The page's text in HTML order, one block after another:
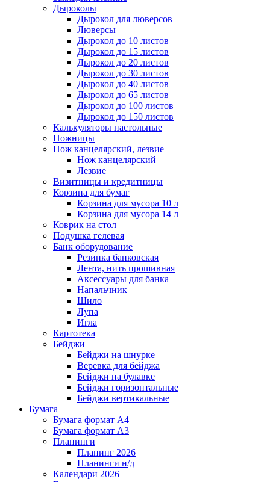
Дыроколы
Дырокол для люверсов
Люверсы
Дырокол до 10 листов
Дырокол до 15 листов
Дырокол до 20 листов
Дырокол до 30 листов
Дырокол до 40 листов
Дырокол до 65 листов
Дырокол до 100 листов
Дырокол до 150 листов
Калькуляторы настольные
Ножницы
Нож канцелярский, лезвие
Нож канцелярский
Лезвие
Визитницы и кредитницы
Корзина для бумаг
Корзина для мусора 10 л
Корзина для мусора 14 л
Коврик на стол
Подушка гелевая
Банк оборудование
Резинка банковская
Лента, нить прошивная
Аксессуары для банка
Напальчник
Шило
Лупа
Игла
Картотека
Бейджи
Бейджи на шнурке
Веревка для бейджа
Бейджи на булавке
Бейджи горизонтальные
Бейджи вертикальные
Бумага
Бумага формат А4
Бумага формат А3
Планинги
Планинг 2026
Планинги н/д
Календари 2026